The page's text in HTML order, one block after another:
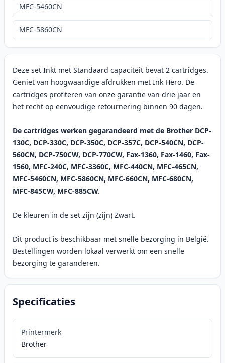
Deze set Inkt met Standaard capaciteit bevat 2 cartridges.
Geniet van hoogwaardige afdrukken met Ink Hero. De
cartridges profiteren van onze garantie van drie jaar en
het recht op eenvoudige retournering binnen 90 dagen.
De cartridges werken gegarandeerd met de Brother DCP-
130C, DCP-330C, DCP-350C, DCP-357C, DCP-540CN, DCP-
560CN, DCP-750CW, DCP-770CW, Fax-1360, Fax-1460, Fax-
1560, MFC-240C, MFC-3360C, MFC-440CN, MFC-465CN,
MFC-5460CN, MFC-5860CN, MFC-660CN, MFC-680CN,
MFC-845CW, MFC-885CW.
De kleuren in de set zijn (zijn) Zwart.
Dit product is beschikbaar met snelle bezorging in België.
Bestellingen worden lokaal verwerkt om een snelle
bezorging te garanderen.
Specificaties
Printermerk
Brother
MFC-5460CN
MFC-5860CN